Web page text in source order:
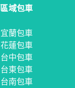
區域包車
宜蘭包車
花蓮包車
台中包車
台東包車
台南包車